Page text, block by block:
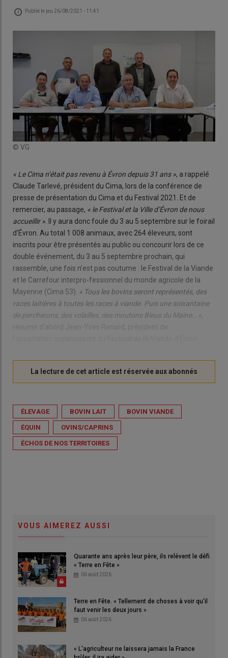
Publié le jeu 26/08/2021 - 11:41
© VG
« Le Cima n’était pas revenu à Évron depuis 31 ans », a rappelé
Claude Tarlevé, président du Cima, lors de la conférence de
presse de présentation du Cima et du Festival 2021. Et de
remercier, au passage, « le Festival et la Ville d’Évron de nous
accueillir ». Il y aura donc foule du 3 au 5 septembre sur le foirail
d’Évron. Au total 1 008 animaux, avec 264 éleveurs, sont
inscrits pour être présentés au public ou concourir lors de ce
double événement, du 3 au 5 septembre prochain, qui
rassemble, une fois n’est pas coutume : le Festival de la Viande
et le Carrefour interpro-fessionnel du monde agricole de la
Mayenne (Cima 53). « Tous les bovins seront représentés, des
races laitières à toutes les races à viande. Puis une soixantaine
de percherons, des volailles, des moutons Bleus du Maine… »,
résume d’abord Jean-Yves Renard, président de
ÉLEVAGE BOVIN LAIT BOVIN VIANDE
ÉQUIN OVINS/CAPRINS
ÉCHOS DE NOS TERRITOIRES
VOUS AIMEREZ AUSSI
Quarante ans après leur père, ils relèvent le défi
« Terre en Fête »
06 août 2026
Terre en Fête. « Tellement de choses à voir qu'il
faut venir les deux jours »
06 août 2026
« L'agriculteur ne laissera jamais la France